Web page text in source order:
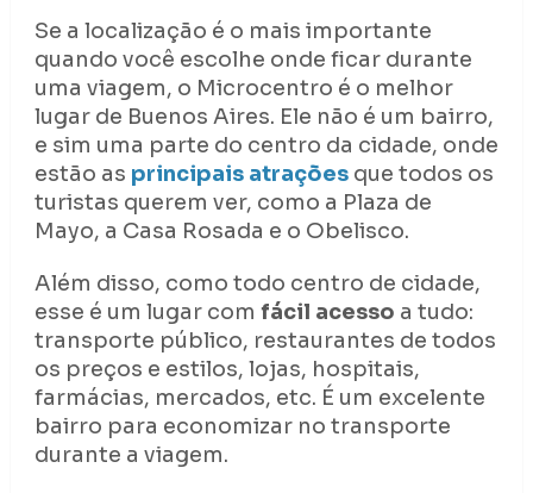
Se a localização é o mais importante
quando você escolhe onde ficar durante
uma viagem, o Microcentro é o melhor
lugar de Buenos Aires. Ele não é um bairro,
e sim uma parte do centro da cidade, onde
estão as principais atraçõesque todos os
turistas querem ver, como a Plaza de
Mayo, a Casa Rosada e o Obelisco.
Além disso, como todo centro de cidade,
esse é um lugar com fácil acesso a tudo:
transporte público, restaurantes de todos
os preços e estilos, lojas, hospitais,
farmácias, mercados, etc. É um excelente
bairro para economizar no transporte
durante a viagem.